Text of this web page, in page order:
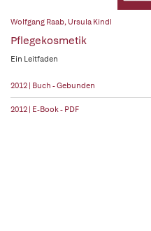
Wolfgang Raab, Ursula Kindl
Pflegekosmetik
Ein Leitfaden
2012 | Buch - Gebunden
2012 | E-Book - PDF